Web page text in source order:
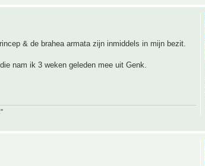
& de brahea armata zijn inmiddels in mijn bezit.
nam ik 3 weken geleden mee uit Genk.